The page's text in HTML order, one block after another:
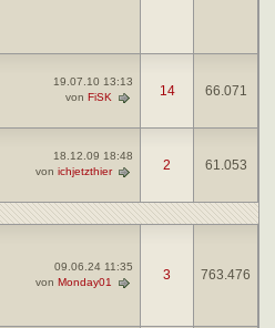
19.07.10 13:13
von FiSK 14 66.071
18.12.09 18:48
von ichjetzthier 2 61.053
09.06.24 11:35
von Monday01 3 763.476